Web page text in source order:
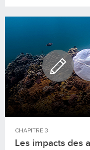
CHAPITRE 3
Les impacts des